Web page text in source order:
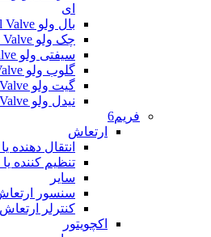
ای
بال ولو Ball Valve یا شیر توپی
چک ولو Check Valve یا شیر یک طرفه
سیفتی ولو Safety Valve یا شیر اطمینان
گلوب ولو Globe Valve یا شیر کروی
گیت ولو Gate Valve یا شیر دروازه ای
نیدل ولو Needle Valve یا شیر سوزنی
فریم6
ارتعاش
انتقال دهنده
تنظیم کننده
سایر
سنسور
کنترلر ارتعاش
اکچویتور